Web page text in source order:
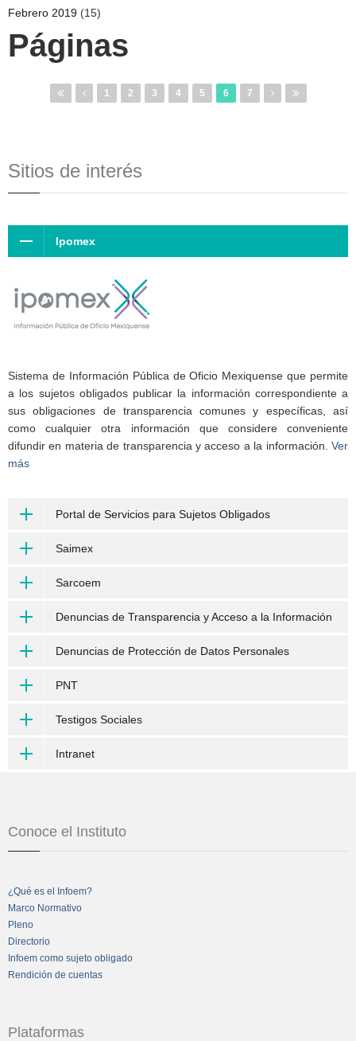
Febrero 2019 (15)
Páginas
1 2 3 4 5 6 7
Sitios de interés
Ipomex
Sistema de Información Pública de Oficio Mexiquense que permite
a los sujetos obligados publicar la información correspondiente a
sus obligaciones de transparencia comunes y específicas, así
como cualquier otra información que considere conveniente
difundir en materia de transparencia y acceso a la información. Ver
más
Portal de Servicios para Sujetos Obligados
Saimex
Sarcoem
Denuncias de Transparencia y Acceso a la Información
Denuncias de Protección de Datos Personales
PNT
Testigos Sociales
Intranet
Conoce el Instituto
¿Qué es el Infoem?
Marco Normativo
Pleno
Directorio
Infoem como sujeto obligado
Rendición de cuentas
Plataformas